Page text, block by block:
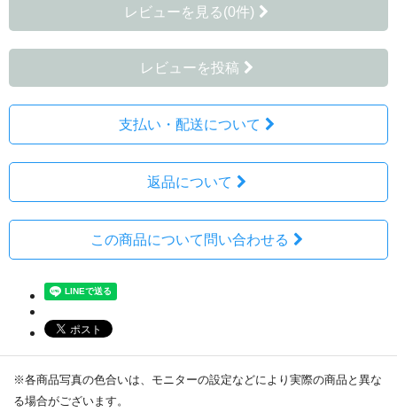
レビューを見る(0件)
レビューを投稿
支払い・配送について
返品について
この商品について問い合わせる
※各商品写真の色合いは、モニターの設定などにより実際の商品と異な
る場合がございます。